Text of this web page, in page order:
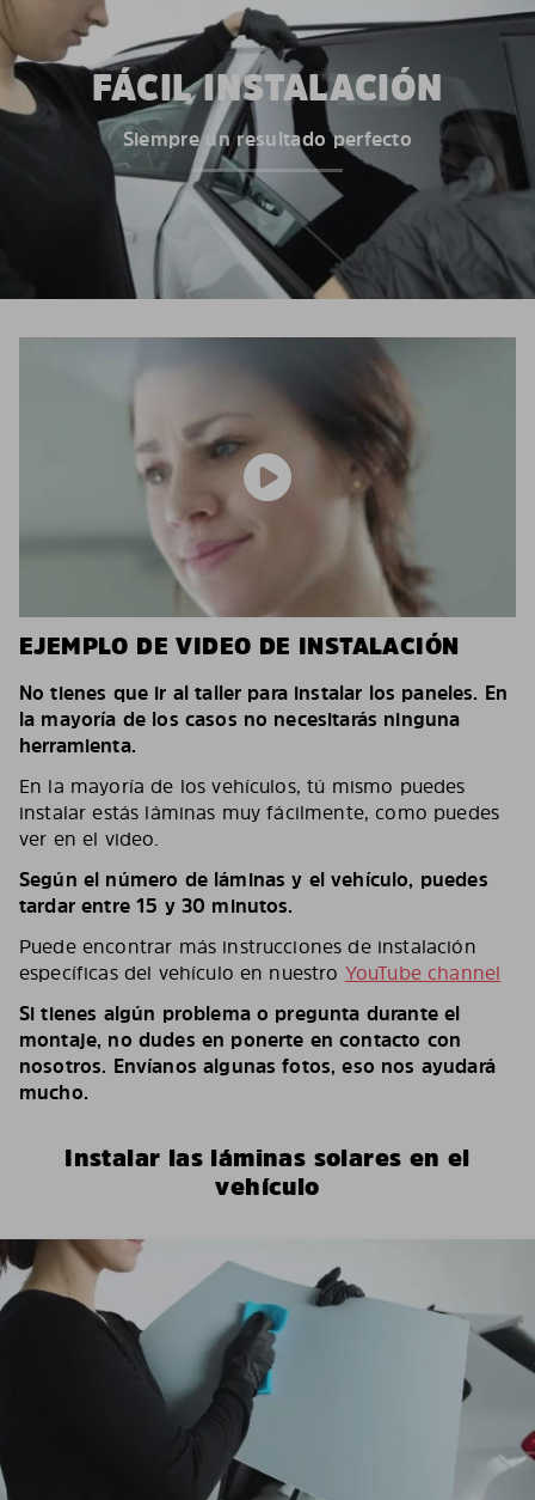
FÁCIL INSTALACIÓN
Siempre un resultado perfecto
EJEMPLO DE VIDEO DE INSTALACIÓN
No tienes que ir al taller para instalar los paneles. En
la mayoría de los casos no necesitarás ninguna
herramienta.
En la mayoría de los vehículos, tú mismo puedes
instalar estás láminas muy fácilmente, como puedes
ver en el video.
Según el número de láminas y el vehículo, puedes
tardar entre 15 y 30 minutos.
Puede encontrar más instrucciones de instalación
específicas del vehículo en nuestro YouTube channel
Si tienes algún problema o pregunta durante el
montaje, no dudes en ponerte en contacto con
nosotros. Envíanos algunas fotos, eso nos ayudará
mucho.
Instalar las láminas solares en el
vehículo